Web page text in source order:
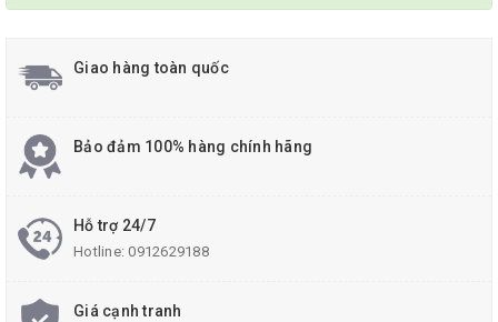
Giao hàng toàn quốc
Bảo đảm 100% hàng chính hãng
Hỗ trợ 24/7
Hotline:0912629188
Giá cạnh tranh